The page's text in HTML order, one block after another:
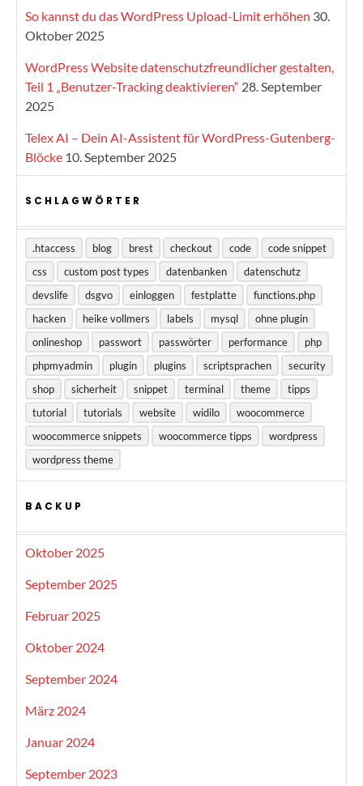
So kannst du das WordPress Upload-Limit erhöhen 30.
Oktober 2025
WordPress Website datenschutzfreundlicher gestalten,
Teil 1 „Benutzer-Tracking deaktivieren“ 28. September
2025
Telex AI – Dein AI-Assistent für WordPress-Gutenberg-
Blöcke 10. September 2025
SCHLAGWÖRTER
.htaccess blog brest checkout code
code snippet
css
custom post types datenbanken
datenschutz
devslife
dsgvo einloggen festplatte
functions.php
hacken
heike vollmers labels mysql
ohne plugin
onlineshop
passwort passwörter performance
php
phpmyadmin
plugin plugins scriptsprachen
security
shop
sicherheit snippet terminal theme
tipps
tutorial
tutorials website widilo
woocommerce
woocommerce snippets
woocommerce tipps
wordpress
wordpress theme
BACKUP
Oktober 2025
September 2025
Februar 2025
Oktober 2024
September 2024
März 2024
Januar 2024
September 2023